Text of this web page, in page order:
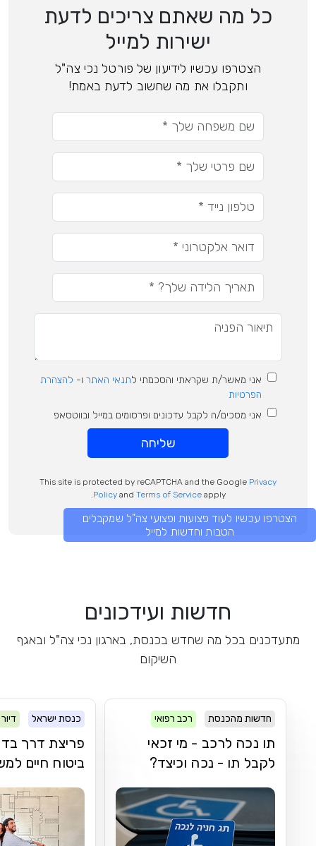
כל מה שאתם צריכים לדעת
ישירות למייל
הצטרפו עכשיו לידיעון של פורטל נכי צה"ל
ותקבלו את מה שחשוב לדעת באמת!
אני מאשר/ת שקראתי והסכמתי לתנאי האתר ו- להצהרת
הפרטיות
אני מסכים/ה לקבל עדכונים ופרסומים במייל ובווטסאפ
שליחה
This site is protected by reCAPTCHA and the Google Privacy
Policyand Terms of Serviceapply.
הצטרפו עכשיו לעוד פצועות ופצועי צה"ל שמקבלים
הטבות וחדשות למייל
חדשות ועידכונים
מתעדכנים בכל מה שחדש בכנסת, בארגון נכי צה"ל ובאגף
השיקום
חדשות מהכנסת רכב רפואי
תו נכה לרכב - מי זכאי
לקבל תו - נכה וכיצד?
כנסת ישראל דיור
פריצת דרך
ביטוח חיים